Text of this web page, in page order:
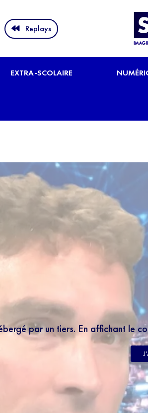
Replays
EXTRA-SCOLAIRE
par un tiers. En affichant le